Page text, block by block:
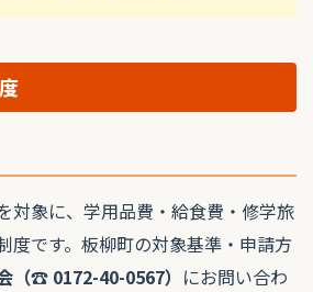
対象に、学用品費・給食費・修学旅
度です。板柳町の対象基準・申請方
（☎ 0172-40-0567） にお問い合わ